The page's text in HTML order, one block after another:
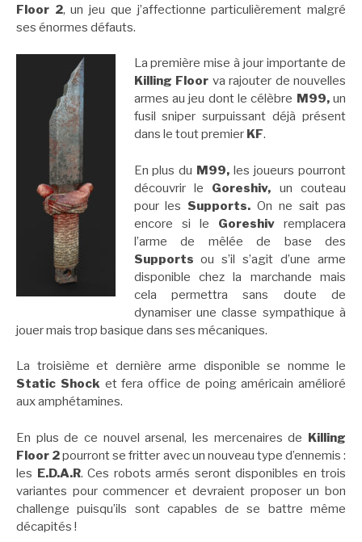
Floor 2, un jeu que j’affectionne particulièrement malgré
ses énormes défauts.
La première mise à jour importante de
Killing Floor va rajouter de nouvelles
armes au jeu dont le célèbre M99,un
fusil sniper surpuissant déjà présent
dans le tout premier KF.
En plus du M99, les joueurs pourront
découvrir le Goreshiv, un couteau
pour les Supports. On ne sait pas
encore si le Goreshivremplacera
l’arme de mêlée de base des
Supports ou s’il s’agit d’une arme
disponible chez la marchande mais
cela permettra sans doute de
dynamiser une classe sympathique à
jouer mais trop basique dans ses mécaniques.
La troisième et dernière arme disponible se nomme le
Static Shocket fera office de poing américain amélioré
aux amphétamines.
En plus de ce nouvel arsenal, les mercenaires de Killing
Floor 2pourront se fritter avec un nouveau type d’ennemis :
les E.D.A.R. Ces robots armés seront disponibles en trois
variantes pour commencer et devraient proposer un bon
challenge puisqu’ils sont capables de se battre même
décapités !